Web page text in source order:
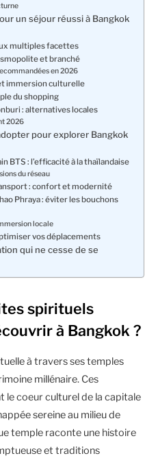
un séjour réussi à Bangkok
multiples facettes
et branché
en 2026
immersion culturelle
du shopping
: alternatives locales
2026
pour explorer Bangkok
BTS : l’efficacité à la thaïlandaise
du réseau
: confort et modernité
Phraya : éviter les bouchons
locale
vos déplacements
qui ne cesse de se
spirituels
à Bangkok ?
à travers ses temples
millénaire. Ces
le coeur culturel de la capitale
sereine au milieu de
temple raconte une histoire
et traditions